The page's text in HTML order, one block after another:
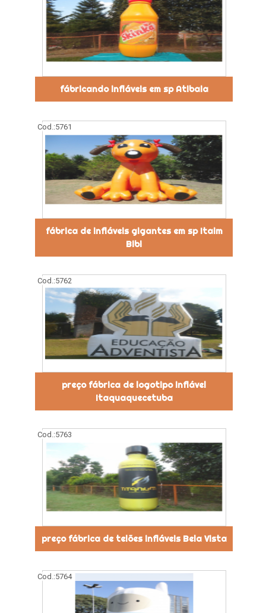
fábricando infláveis em sp Atibaia
Cod.:5761
fábrica de infláveis gigantes em sp Itaim
Bibi
Cod.:5762
preço fábrica de logotipo inflável
Itaquaquecetuba
Cod.:5763
preço fábrica de telões infláveis Bela Vista
Cod.:5764